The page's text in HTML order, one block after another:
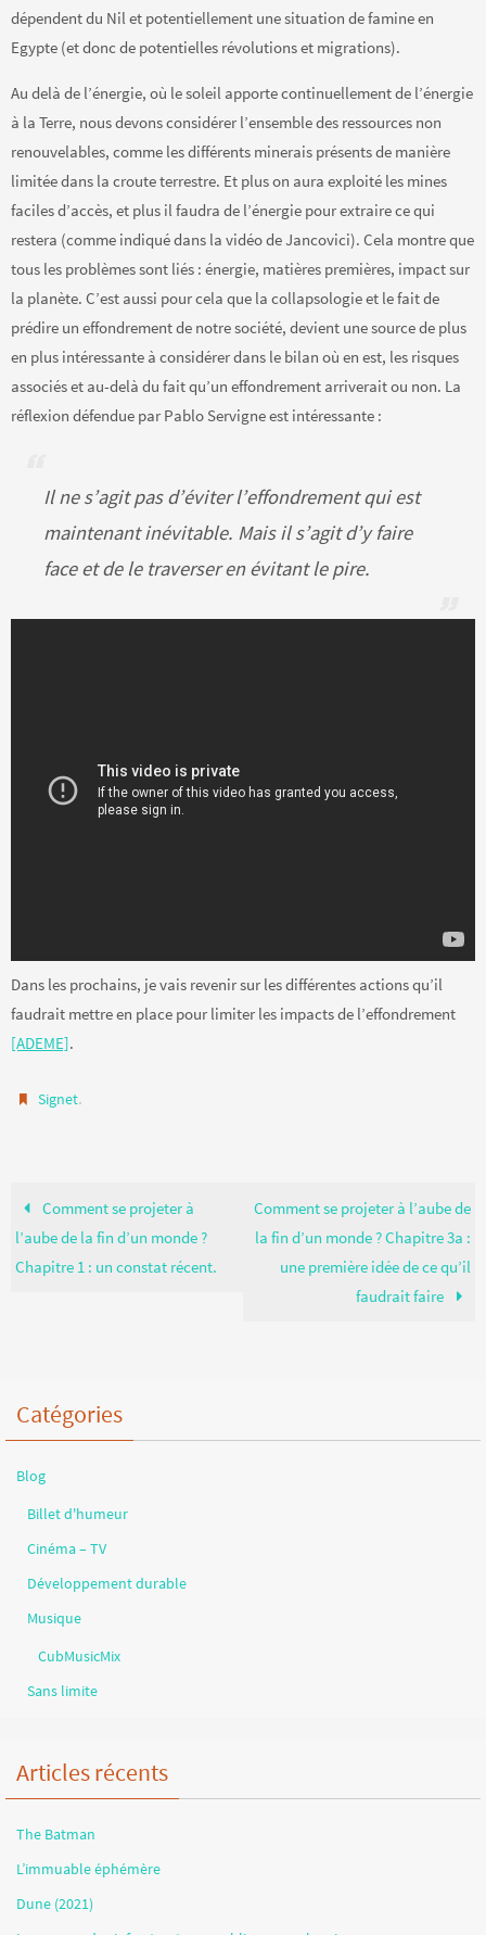
dépendent du Nil et potentiellement une situation de famine en
Egypte (et donc de potentielles révolutions et migrations).
Au delà de l’énergie, où le soleil apporte continuellement de l’énergie
à la Terre, nous devons considérer l’ensemble des ressources non
renouvelables, comme les différents minerais présents de manière
limitée dans la croute terrestre. Et plus on aura exploité les mines
faciles d’accès, et plus il faudra de l’énergie pour extraire ce qui
restera (comme indiqué dans la vidéo de Jancovici). Cela montre que
tous les problèmes sont liés : énergie, matières premières, impact sur
la planète. C’est aussi pour cela que la collapsologie et le fait de
prédire un effondrement de notre société, devient une source de plus
en plus intéressante à considérer dans le bilan où en est, les risques
associés et au-delà du fait qu’un effondrement arriverait ou non. La
réflexion défendue par Pablo Servigne est intéressante :
Il ne s’agit pas d’éviter l’effondrement qui est
maintenant inévitable. Mais il s’agit d’y faire
face et de le traverser en évitant le pire.
Dans les prochains, je vais revenir sur les différentes actions qu’il
faudrait mettre en place pour limiter les impacts de l’effondrement
[ADEME].
Signet.
Comment se projeter à
l’aube de la fin d’un monde ?
Chapitre 1 : un constat récent.
Comment se projeter à l’aube de
la fin d’un monde ? Chapitre 3a :
une première idée de ce qu’il
faudrait faire
Catégories
Blog
Billet d'humeur
Cinéma – TV
Développement durable
Musique
CubMusicMix
Sans limite
Articles récents
The Batman
L’immuable éphémère
Dune (2021)